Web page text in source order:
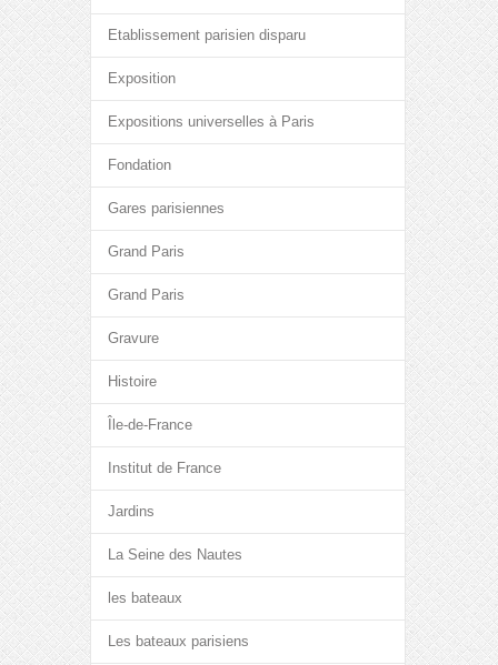
Etablissement parisien disparu
Exposition
Expositions universelles à Paris
Fondation
Gares parisiennes
Grand Paris
Grand Paris
Gravure
Histoire
Île-de-France
Institut de France
Jardins
La Seine des Nautes
les bateaux
Les bateaux parisiens